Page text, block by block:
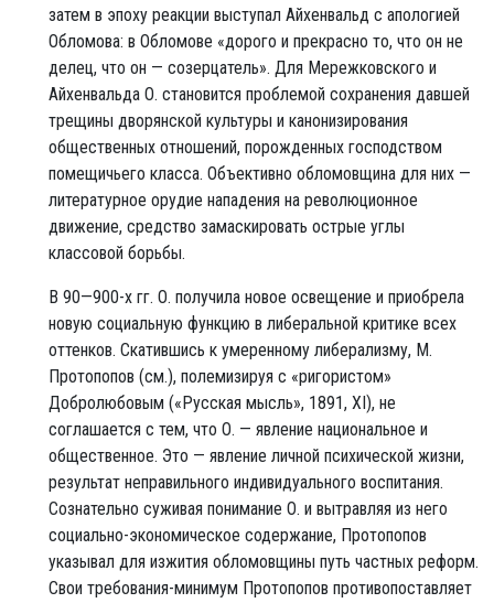
затем в эпоху реакции выступал Айхенвальд с апологией
Обломова: в Обломове «дорого и прекрасно то, что он не
делец, что он — созерцатель». Для Мережковского и
Айхенвальда О. становится проблемой сохранения давшей
трещины дворянской культуры и канонизирования
общественных отношений, порожденных господством
помещичьего класса. Объективно обломовщина для них —
литературное орудие нападения на революционное
движение, средство замаскировать острые углы
классовой борьбы.
В 90—900-х гг. О. получила новое освещение и приобрела
новую социальную функцию в либеральной критике всех
оттенков. Скатившись к умеренному либерализму, М.
Протопопов (см.), полемизируя с «ригористом»
Добролюбовым («Русская мысль», 1891, XI), не
соглашается с тем, что О. — явление национальное и
общественное. Это — явление личной психической жизни,
результат неправильного индивидуального воспитания.
Сознательно суживая понимание О. и вытравляя из него
социально-экономическое содержание, Протопопов
указывал для изжития обломовщины путь частных реформ.
Свои требования-минимум Протопопов противопоставляет